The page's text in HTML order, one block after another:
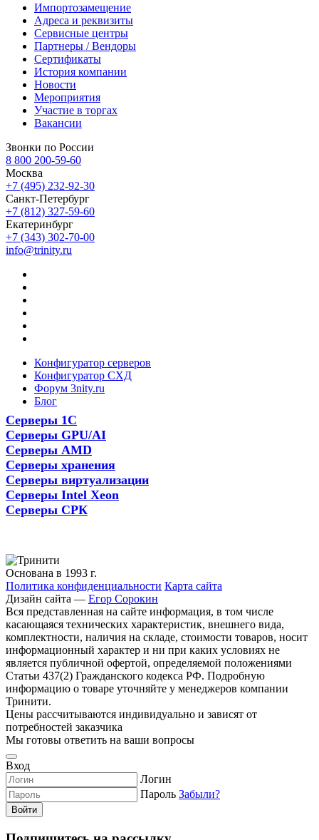
Импортозамещение
Адреса и реквизиты
Сервисные центры
Партнеры / Вендоры
Сертификаты
История компании
Новости
Мероприятия
Участие в торгах
Вакансии
Звонки по России
8 800 200-59-60
Москва
+7 (495) 232-92-30
Санкт-Петербург
+7 (812) 327-59-60
Екатеринбург
+7 (343) 302-70-00
info@trinity.ru
Конфигуратор серверов
Конфигуратор СХД
Форум 3nity.ru
Блог
Серверы 1С
Серверы GPU/AI
Серверы AMD
Серверы хранения
Серверы виртуализации
Серверы Intel Xeon
Серверы СРК
Основана в 1993 г.
Политика конфиденциальности Карта сайта
Дизайн сайта — Егор Сорокин
Вся представленная на сайте информация, в том числе
касающаяся технических характеристик, внешнего вида,
комплектности, наличия на складе, стоимости товаров, носит
информационный характер и ни при каких условиях не
является публичной офертой, определяемой положениями
Статьи 437(2) Гражданского кодекса РФ. Подробную
информацию о товаре уточняйте у менеджеров компании
Тринити.
Цены рассчитываются индивидуально и зависят от
потребностей заказчика
Мы готовы ответить на ваши вопросы
Вход
Логин
Пароль Забыли?
Войти